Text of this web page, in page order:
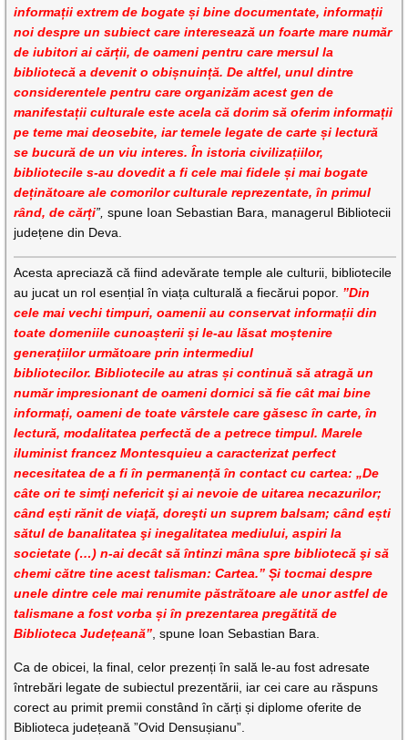
informații extrem de bogate și bine documentate, informații
noi despre un subiect care interesează un foarte mare număr
de iubitori ai cărții, de oameni pentru care mersul la
bibliotecă a devenit o obișnuință. De altfel, unul dintre
considerentele pentru care organizăm acest gen de
manifestații culturale este acela că dorim să oferim informații
pe teme mai deosebite, iar temele legate de carte și lectură
se bucură de un viu interes. În istoria civilizațiilor,
bibliotecile s-au dovedit a fi cele mai fidele și mai bogate
deținătoare ale comorilor culturale reprezentate, în primul
rând, de cărți”, spune Ioan Sebastian Bara, managerul Bibliotecii
județene din Deva.
Acesta apreciază că fiind adevărate temple ale culturii, bibliotecile
au jucat un rol esențial în viața culturală a fiecărui popor. ”Din
cele mai vechi timpuri, oamenii au conservat informații din
toate domeniile cunoașterii și le-au lăsat moștenire
generațiilor următoare prin intermediul
bibliotecilor. Bibliotecile au atras și continuă să atragă un
număr impresionant de oameni dornici să fie cât mai bine
informați, oameni de toate vârstele care găsesc în carte, în
lectură, modalitatea perfectă de a petrece timpul. Marele
iluminist francez Montesquieu a caracterizat perfect
necesitatea de a fi în permanență în contact cu cartea: „De
câte ori te simţi nefericit şi ai nevoie de uitarea necazurilor;
când ești rănit de viaţă, doreşti un suprem balsam; când ești
sătul de banalitatea şi inegalitatea mediului, aspiri la
societate (…) n-ai decât să întinzi mâna spre bibliotecă şi să
chemi către tine acest talisman: Cartea.” Și tocmai despre
unele dintre cele mai renumite păstrătoare ale unor astfel de
talismane a fost vorba și în prezentarea pregătită de
Biblioteca Județeană” , spune Ioan Sebastian Bara.
Ca de obicei, la final, celor prezenți în sală le-au fost adresate
întrebări legate de subiectul prezentării, iar cei care au răspuns
corect au primit premii constând în cărți și diplome oferite de
Biblioteca județeană ”Ovid Densușianu”.